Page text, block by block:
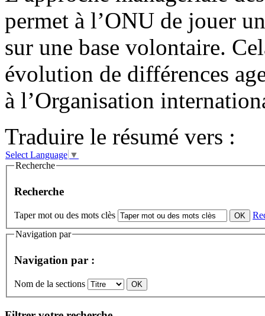
permet à l’ONU de jouer
sur une base volontaire.
évolution de différences
à l’Organisation
Traduire le résumé vers :
Select Language ▼
Recherche
Recherche
Taper mot ou des mots clès
Navigation par
Navigation par :
Nom de la sections